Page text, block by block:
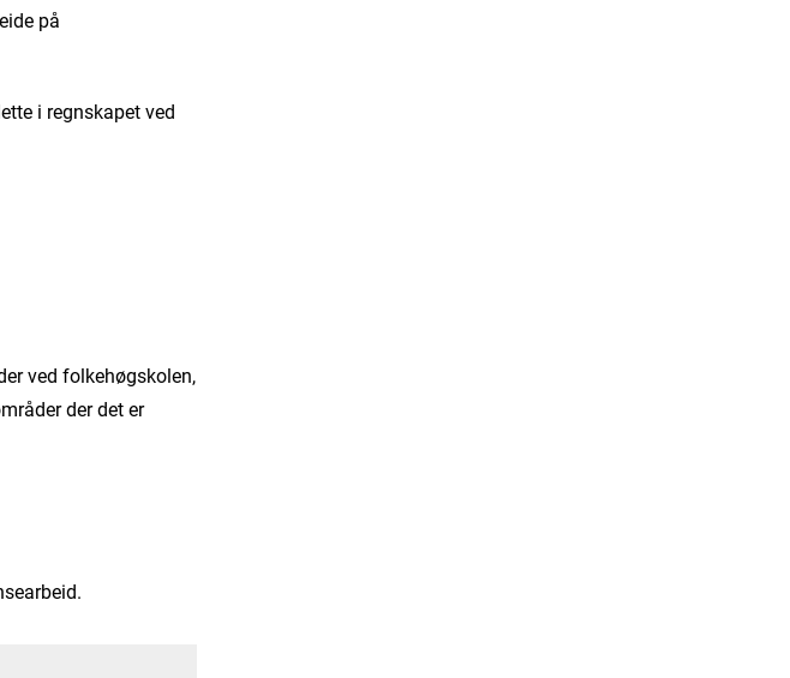
på
i regnskapet ved
ved folkehøgskolen,
der det er